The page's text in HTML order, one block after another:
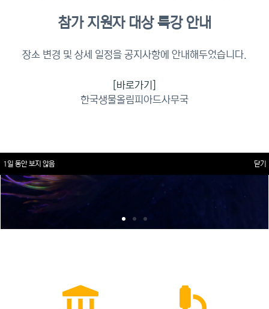
이수증명서 확인 바로가기
참가 지원자 대상 특강 안내
장소 변경 및 상세 일정을 공지사항에 안내해두었습니다.
[바로가기]
한국생물올림피아드사무국
1일 동안 보지 않음 닫기